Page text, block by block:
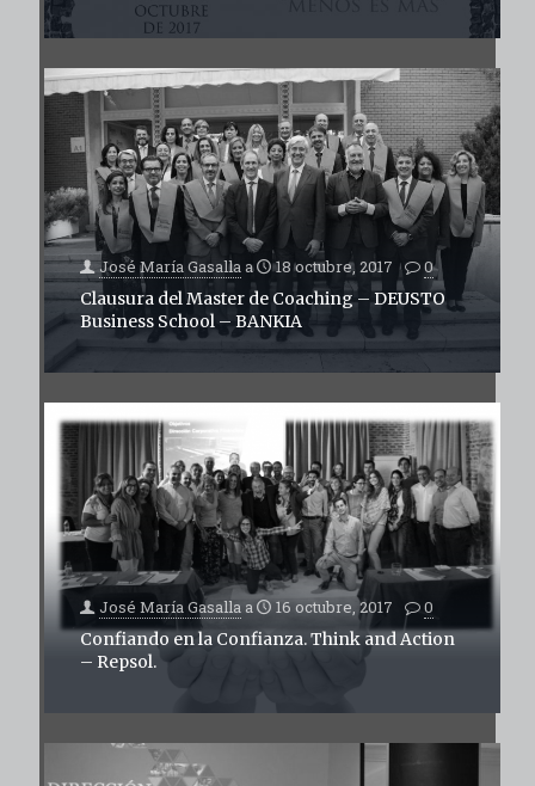
José María Gasallaa 18 octubre, 2017
0
Clausura del Master de Coaching – DEUSTO
Business School – BANKIA
José María Gasalla a 16 octubre, 2017
0
Confiando en la Confianza. Think and Action
– Repsol.